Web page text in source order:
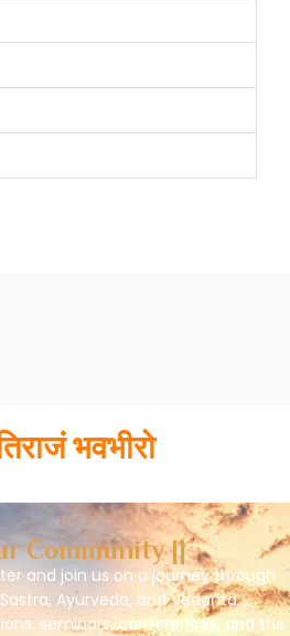
भवभीरो
Community ||
and join us on a journey through
Ayurveda, and Vedanta.
seminars, conferences, and the